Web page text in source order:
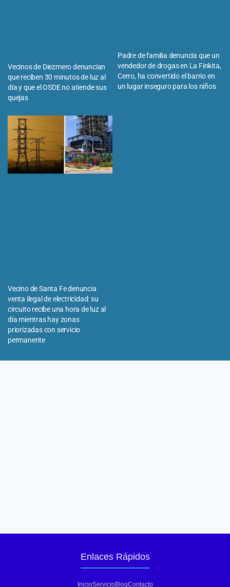
Vecinos de Diezmero denuncian
que reciben 30 minutos de luz al
día y que el OSDE no atiende sus
quejas
Padre de familia denuncia que un
vendedor de drogas en La Finkita,
Cerro, ha convertido el barrio en
un lugar inseguro para los niños
Vecino de Santa Fe denuncia
venta ilegal de electricidad: su
circuito recibe una hora de luz al
día mientras hay zonas
priorizadas con servicio
permanente
Enlaces Rápidos
InicioServicioBlogContacto